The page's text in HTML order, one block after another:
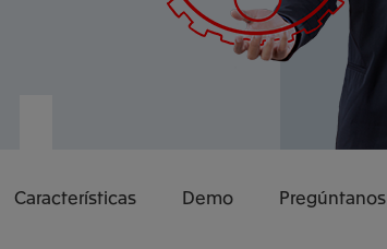
Características Demo Pregúntanos